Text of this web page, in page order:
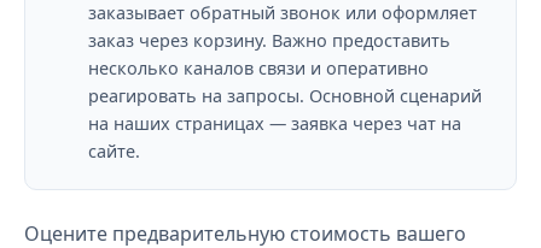
заказывает обратный звонок или оформляет
заказ через корзину. Важно предоставить
несколько каналов связи и оперативно
реагировать на запросы. Основной сценарий
на наших страницах — заявка через чат на
сайте.
Оцените предварительную стоимость вашего